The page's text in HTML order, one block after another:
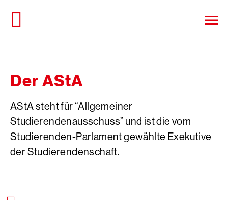
zum
Seiteninhalt
Der AStA
AStA steht für “Allgemeiner
Studierendenausschuss” und ist die vom
Studierenden-Parlament gewählte Exekutive
der Studierendenschaft.